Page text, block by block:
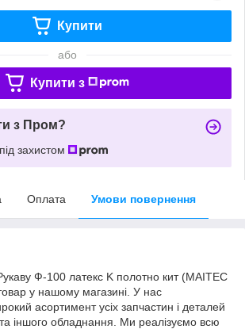
Купити
або
Купити з
з Пром?
захистом
Оплата Умови повернення
Ф-100 латекс K полотно кит (MAITEC
у нашому магазині. У нас
асортимент усіх запчастин і деталей
іншого обладнання. Ми реалізуємо всю